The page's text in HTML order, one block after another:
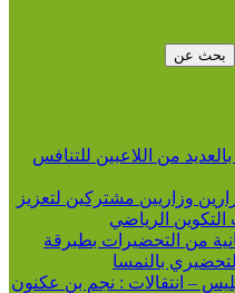
بحث عن
من اللاعبين للتنافس
وزاريين مشتركين لتعزيز
الرياضي
من التحضيرات بطبرقة
بالنمسا
– انتقالات : نجم بن عكنون